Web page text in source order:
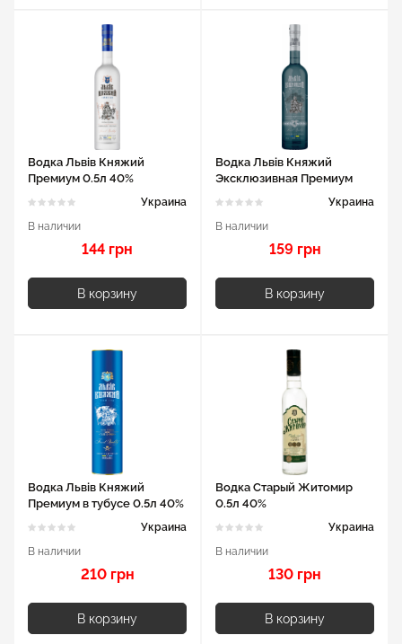
Водка Львів Княжий
Премиум 0.5л 40%
Украина
В наличии
144 грн
В корзину
Водка Львів Княжий
Эксклюзивная Премиум
Украина
В наличии
159 грн
В корзину
Водка Львів Княжий
Премиум в тубусе 0.5л 40%
Украина
В наличии
210 грн
В корзину
Водка Старый Житомир
0.5л 40%
Украина
В наличии
130 грн
В корзину